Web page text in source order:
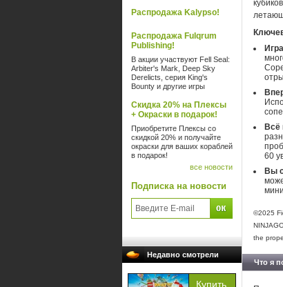
Распродажа Kalypso!
Распродажа Fulqrum
Publishing!
В акции участвуют Fell Seal:
Arbiter's Mark, Deep Sky
Derelicts, серия King's
Bounty и другие игры
Скидка 20% на Плексы
+ Окраски в подарок!
Приобретите Плексы со
скидкой 20% и получайте
окраски для ваших кораблей
в подарок!
все новости
Подписка на новости
Недавно смотрели
Всё
60
Вы
©2025
the
Что я